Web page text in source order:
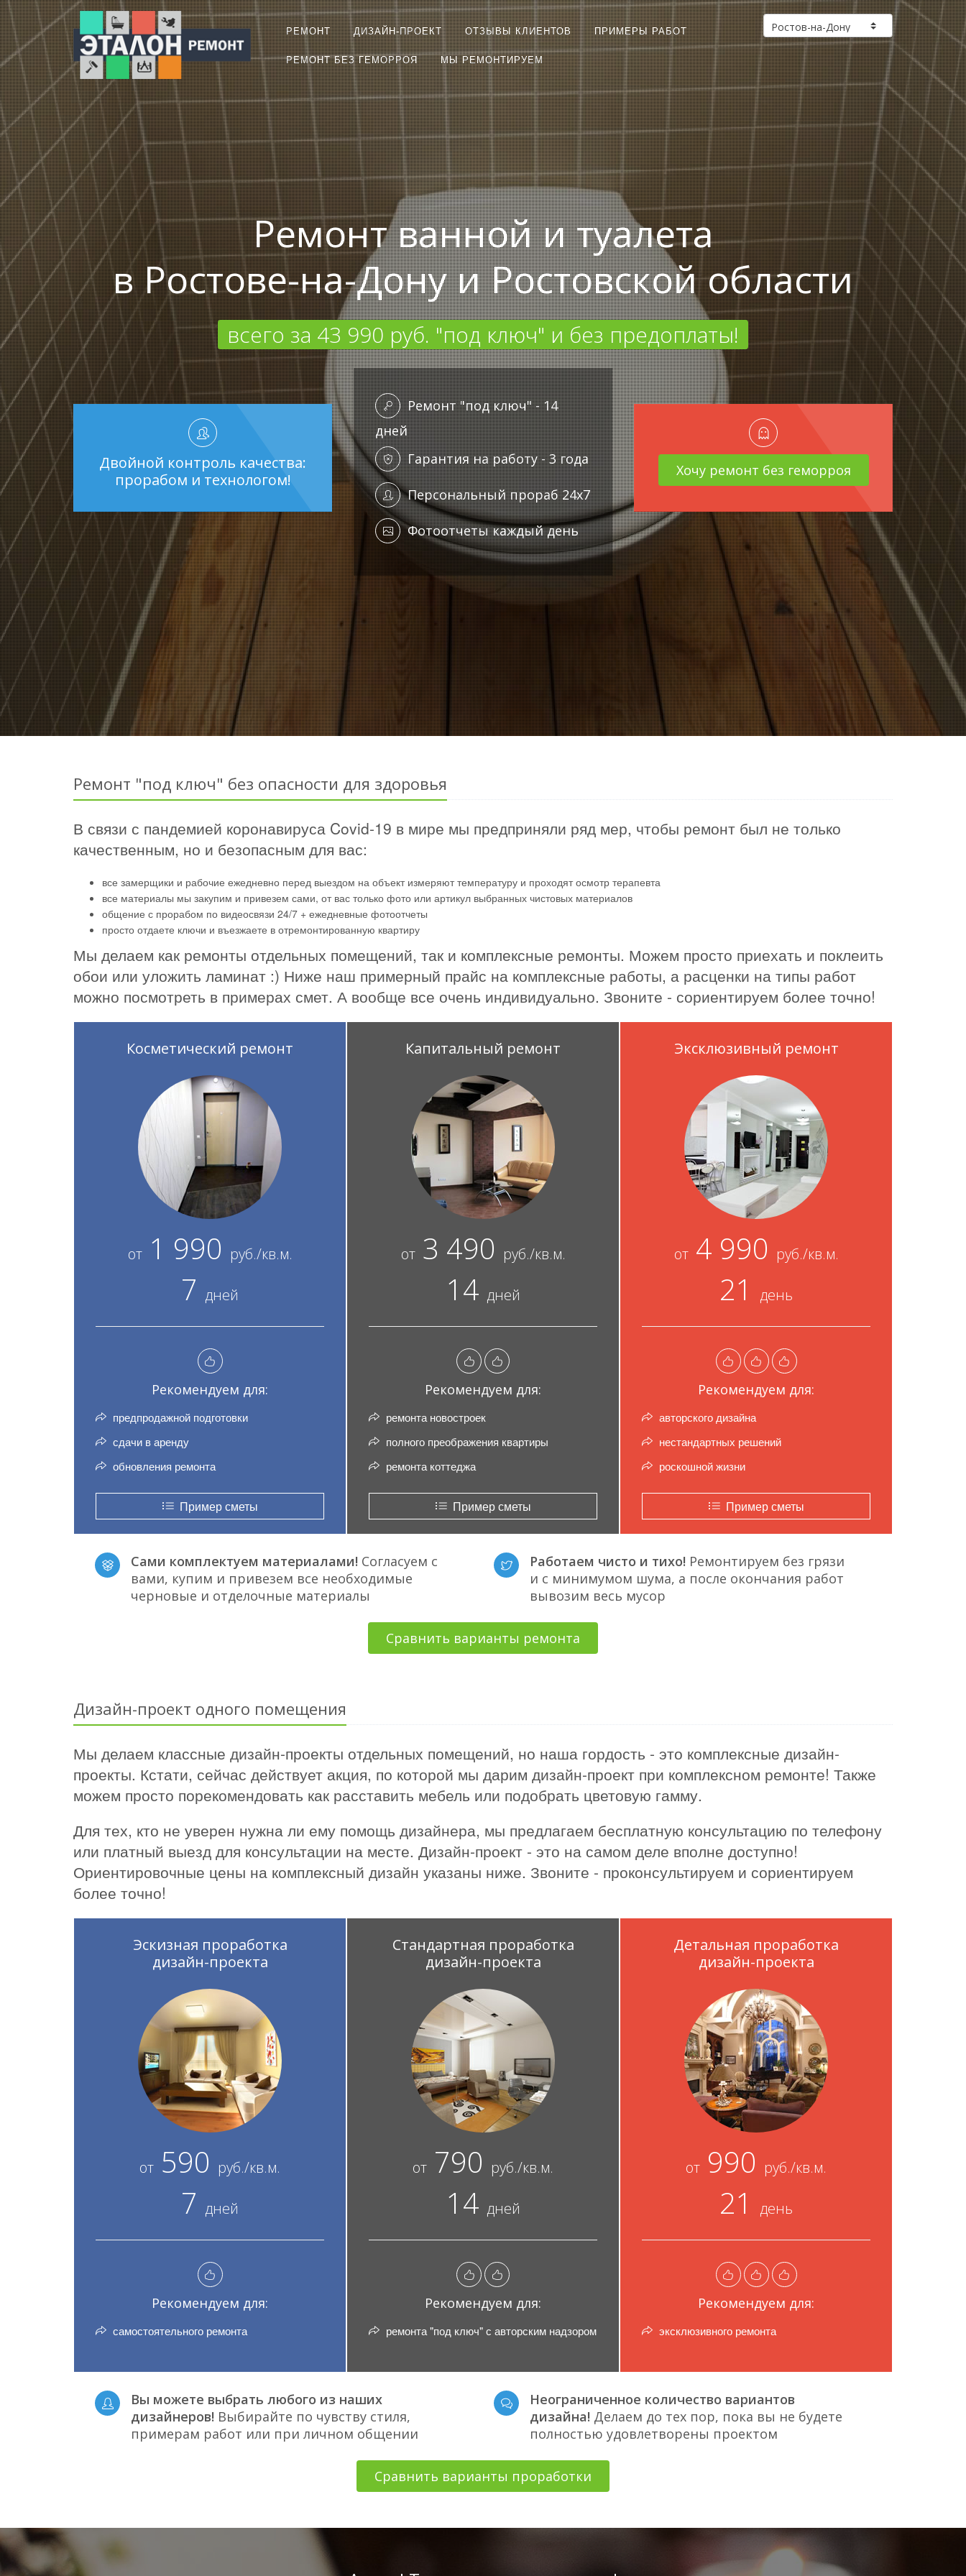
РЕМОНТ ДИЗАЙН-ПРОЕКТ ОТЗЫВЫ КЛИЕНТОВ ПРИМЕРЫ РАБОТ
РЕМОНТ БЕЗ ГЕМОРРОЯ МЫ РЕМОНТИРУЕМ
Ремонт ванной и туалета
в Ростове-на-Дону и Ростовской области
всего за 43 990 руб. "под ключ" и без предоплаты!
Двойной контроль качества:
прорабом и технологом!
Ремонт "под ключ" - 14
дней
Гарантия на работу - 3 года
Персональный прораб 24x7
Фотоотчеты каждый день
Хочу ремонт без геморроя
Ремонт "под ключ" без опасности для здоровья
В связи с пандемией коронавируса Covid-19 в мире мы предприняли ряд мер, чтобы ремонт был не только
качественным, но и безопасным для вас:
все замерщики и рабочие ежедневно перед выездом на объект измеряют температуру и проходят осмотр терапевта
все материалы мы закупим и привезем сами, от вас только фото или артикул выбранных чистовых материалов
общение с прорабом по видеосвязи 24/7 + ежедневные фотоотчеты
просто отдаете ключи и въезжаете в отремонтированную квартиру
Мы делаем как ремонты отдельных помещений, так и комплексные ремонты. Можем просто приехать и поклеить
обои или уложить ламинат :) Ниже наш примерный прайс на комплексные работы, а расценки на типы работ
можно посмотреть в примерах смет. А вообще все очень индивидуально. Звоните - сориентируем более точно!
Косметический ремонт
от1 990 руб./кв.м.
7 дней
Рекомендуем для:
предпродажной подготовки
сдачи в аренду
обновления ремонта
Пример сметы
Капитальный ремонт
от3 490 руб./кв.м.
14 дней
Рекомендуем для:
ремонта новостроек
полного преображения квартиры
ремонта коттеджа
Пример сметы
Эксклюзивный ремонт
от4 990 руб./кв.м.
21 день
Рекомендуем для:
авторского дизайна
нестандартных решений
роскошной жизни
Пример сметы
Сами комплектуем материалами! Согласуем с
вами, купим и привезем все необходимые
черновые и отделочные материалы
Работаем чисто и тихо! Ремонтируем без грязи
и с минимумом шума, а после окончания работ
вывозим весь мусор
Сравнить варианты ремонта
Дизайн-проект одного помещения
Мы делаем классные дизайн-проекты отдельных помещений, но наша гордость - это комплексные дизайн-
проекты. Кстати, сейчас действует акция, по которой мы дарим дизайн-проект при комплексном ремонте! Также
можем просто порекомендовать как расставить мебель или подобрать цветовую гамму.
Для тех, кто не уверен нужна ли ему помощь дизайнера, мы предлагаем бесплатную консультацию по телефону
или платный выезд для консультации на месте. Дизайн-проект - это на самом деле вполне доступно!
Ориентировочные цены на комплексный дизайн указаны ниже. Звоните - проконсультируем и сориентируем
более точно!
Эскизная проработка
дизайн-проекта
от 590 руб./кв.м.
7 дней
Рекомендуем для:
самостоятельного ремонта
Стандартная проработка
дизайн-проекта
от 790 руб./кв.м.
14 дней
Рекомендуем для:
ремонта "под ключ" с авторским надзором
Детальная проработка
дизайн-проекта
от 990 руб./кв.м.
21 день
Рекомендуем для:
эксклюзивного ремонта
Вы можете выбрать любого из наших
дизайнеров! Выбирайте по чувству стиля,
примерам работ или при личном общении
Неограниченное количество вариантов
дизайна! Делаем до тех пор, пока вы не будете
полностью удовлетворены проектом
Сравнить варианты проработки